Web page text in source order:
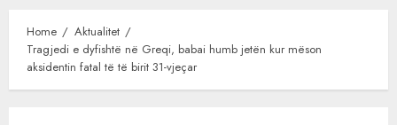
Home
Aktualitet
Tragjedi e dyfishtë në Greqi, babai humb jetën kur mëson
aksidentin fatal të të birit 31-vjeçar